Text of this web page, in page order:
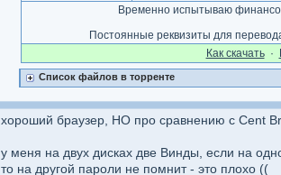
Временно испытываю
Постоянные реквизиты для
Как cкачать·
Список файлов в торренте
хороший браузер, НО про сравнению с Cent
у меня на двух дисках две Винды, если на
то на другой пароли не помнит - это плохо ((